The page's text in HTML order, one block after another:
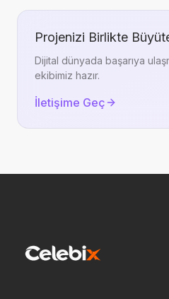
Projenizi Birlikte
Dijital dünyada başarıya
ekibimiz hazır.
İletişime Geç